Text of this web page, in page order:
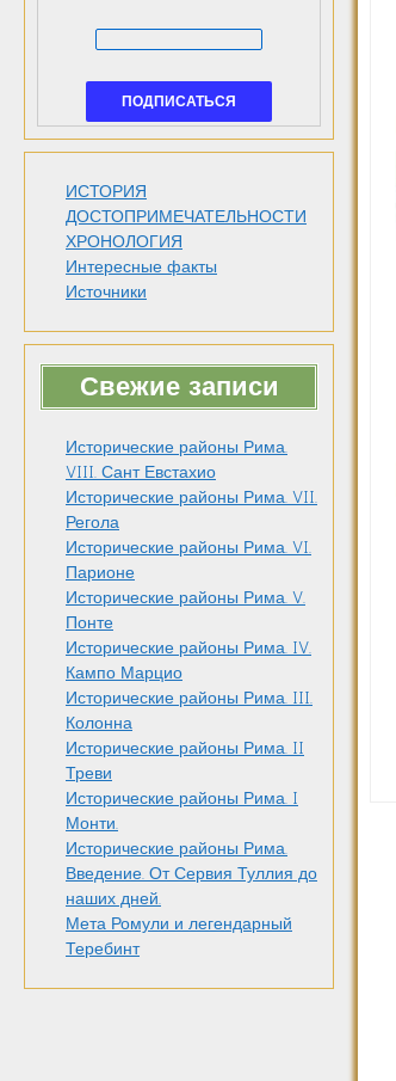
ИСТОРИЯ
ДОСТОПРИМЕЧАТЕЛЬНОСТИ
ХРОНОЛОГИЯ
Интересные факты
Источники
Свежие записи
Исторические районы Рима.
VIII. Сант Евстахио
Исторические районы Рима. VII.
Регола
Исторические районы Рима. VI.
Парионе
Исторические районы Рима. V.
Понте
Исторические районы Рима. IV.
Кампо Марцио
Исторические районы Рима. III.
Колонна
Исторические районы Рима. II
Треви
Исторические районы Рима. I
Монти.
Исторические районы Рима.
Введение. От Сервия Туллия до
наших дней.
Мета Ромули и легендарный
Теребинт